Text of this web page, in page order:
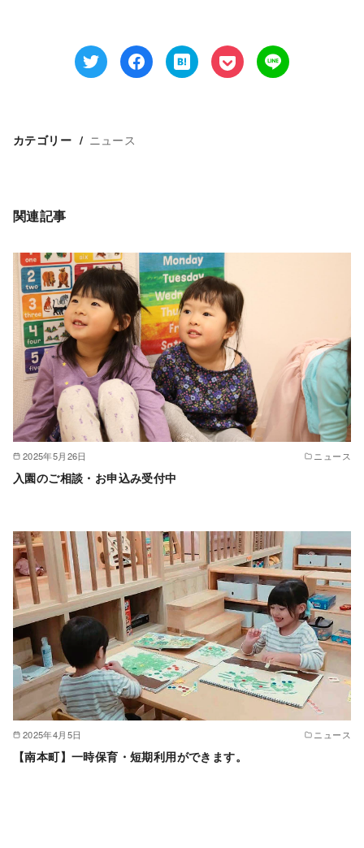
カテゴリー ニュース
関連記事
2025年5月26日 ニュース
入園のご相談・お申込み受付中
2025年4月5日 ニュース
【南本町】一時保育・短期利用ができます。